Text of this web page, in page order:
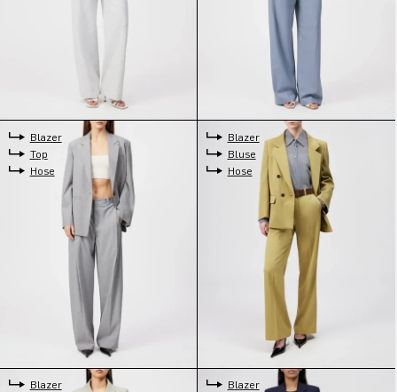
Blazer
Top
Hose
Blazer
Bluse
Hose
Blazer Blazer